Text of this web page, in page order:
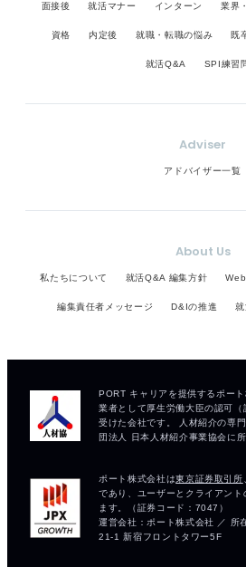
面接後 就活マナー インターン 業界
資格 内定後 就職・転職の悩み 既
就活Q&A SPI練習
Adviser
アドバイザー一覧
About Us
私たちについて 就活Q&A 編集方針
編集責任者メッセージ D&Iの推進